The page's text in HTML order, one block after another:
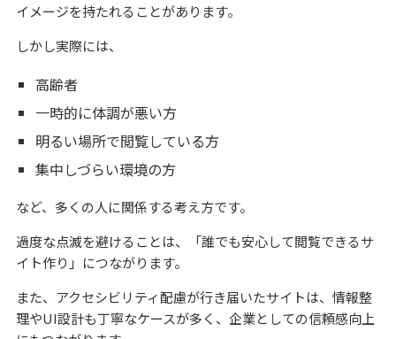
イメージを持たれることがあります。
しかし実際には、
高齢者
一時的に体調が悪い方
明るい場所で閲覧している方
集中しづらい環境の方
など、多くの人に関係する考え方です。
過度な点滅を避けることは、「誰でも安心して閲覧できるサ
イト作り」につながります。
また、アクセシビリティ配慮が行き届いたサイトは、情報整
理やUI設計も丁寧なケースが多く、企業としての信頼感向上